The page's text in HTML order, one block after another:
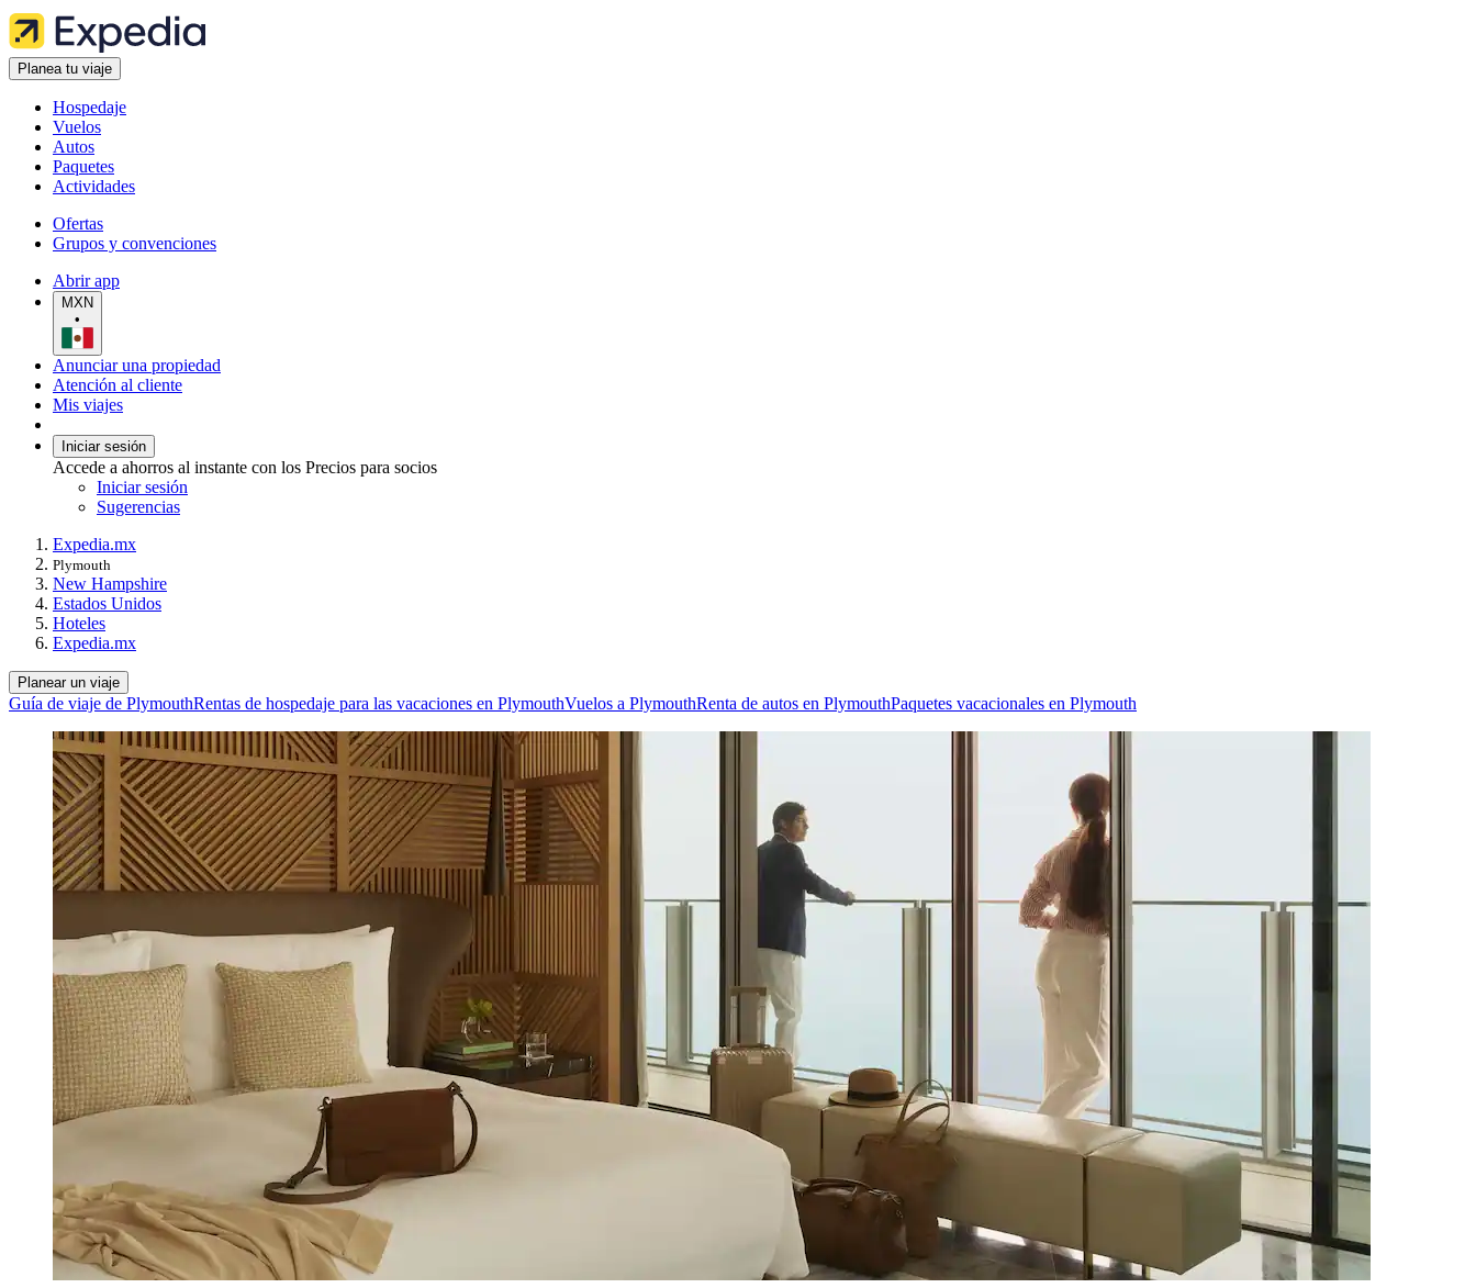
Planea tu viaje
Hospedaje
Vuelos
Autos
Paquetes
Actividades
Ofertas
Grupos y convenciones
Abrir app
MXN
•
Anunciar una propiedad
Atención al cliente
Mis viajes
Iniciar sesión
Accede a ahorros al instante con los Precios para socios
Iniciar sesión
Sugerencias
Expedia.mx
Plymouth
New Hampshire
Estados Unidos
Hoteles
Expedia.mx
Planear un viaje
Guía de viaje de PlymouthRentas de hospedaje para las vacaciones en PlymouthVuelos a PlymouthRenta de autos en PlymouthPaquetes vacacionales en Plymouth